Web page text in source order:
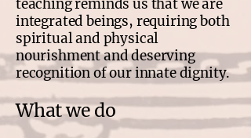
teaching reminds us that we are
integrated beings, requiring both
spiritual and physical
nourishment and deserving
recognition of our innate dignity.
What we do